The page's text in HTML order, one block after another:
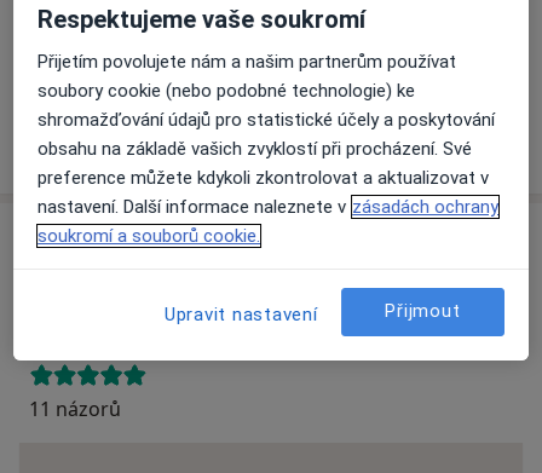
Způsoby platby (soukromé návštěvy)
Na teto adrese lékař přijímá pacienty na pojišťovnu
Detaily
Víceo adrese
Názory
Přidejte svůj názor
11 názorů
Respektujeme vaše soukromí
Přijetím povolujete nám a našim partnerům používat
soubory cookie (nebo podobné technologie) ke
shromažďování údajů pro statistické účely a poskytování
obsahu na základě vašich zvyklostí při procházení. Své
preference můžete kdykoli zkontrolovat a aktualizovat v
nastavení. Další informace naleznete v zásadách ochrany
soukromí a souborů cookie.
Upravit nastavení Přijmout